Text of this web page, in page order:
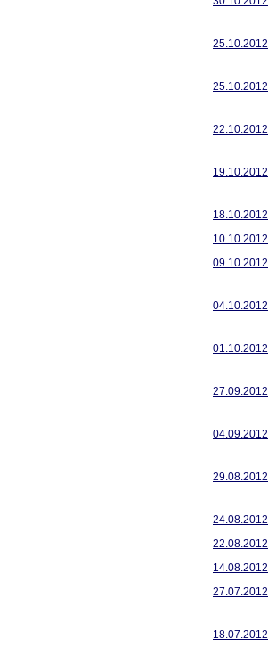
25.10.2012
25.10.2012
22.10.2012
19.10.2012
18.10.2012
10.10.2012
09.10.2012
04.10.2012
01.10.2012
27.09.2012
04.09.2012
29.08.2012
24.08.2012
22.08.2012
14.08.2012
27.07.2012
18.07.2012